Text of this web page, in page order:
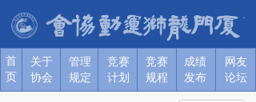
首
页
关于协
会
关于协
会
关于协
会
关于协
会
关于协
会
关于协
会
关于
协会
管理
规定
竞赛
计划
竞赛
规程
成绩
发布
网友
论坛